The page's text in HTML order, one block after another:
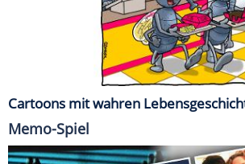
Cartoons mit wahren
Memo-Spiel